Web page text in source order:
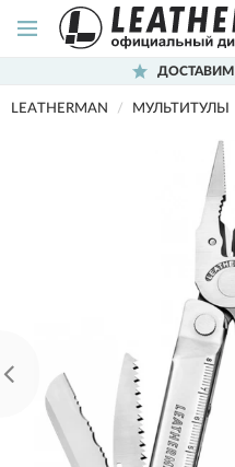
ДОСТАВИМ
LEATHERMAN МУЛЬТИТУЛЫ